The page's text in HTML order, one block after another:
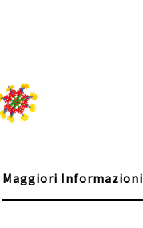
Maggiori Informazioni